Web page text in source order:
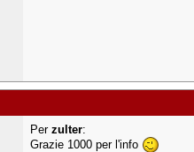
Per zulter:
Grazie 1000 per l'info